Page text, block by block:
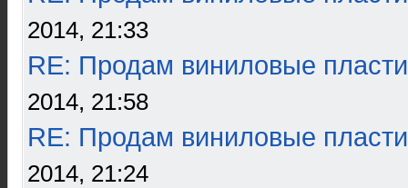
2014, 21:33
RE: Продам виниловые
2014, 21:58
RE: Продам виниловые
2014, 21:24